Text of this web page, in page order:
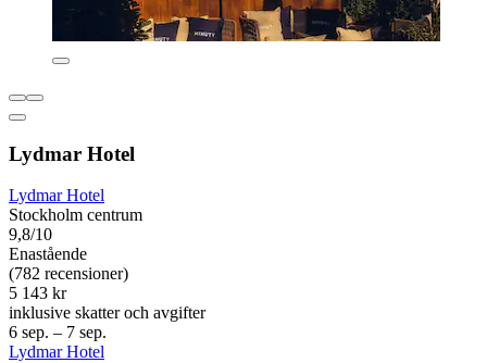
Lydmar Hotel
Lydmar Hotel
Stockholm centrum
9,8/10
Enastående
(782 recensioner)
5 143 kr
inklusive skatter och avgifter
6 sep. – 7 sep.
Lydmar Hotel